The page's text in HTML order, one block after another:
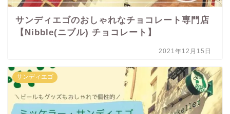
サンディエゴのおしゃれなチョコレート専門店
【Nibble(ニブル) チョコレート】
2021年12月15日
サンディエゴ